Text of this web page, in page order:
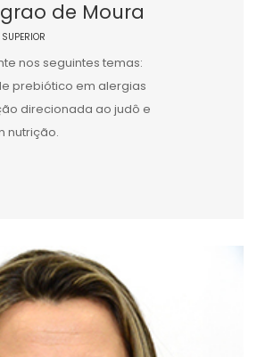
de Moura
nos seguintes temas:
prebiótico em alergias
direcionada ao judô e
nutrição.